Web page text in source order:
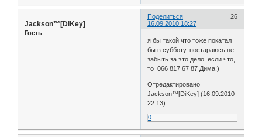
Поделиться
26
16.09.2010 18:27
Jackson™[DiKey]
Гость
я бы такой что тоже покатал
бы в субботу. постараюсь не
забыть за это дело. если что,
то 066 817 67 87 Дима;)
Отредактировано
Jackson™[DiKey] (16.09.2010
22:13)
0